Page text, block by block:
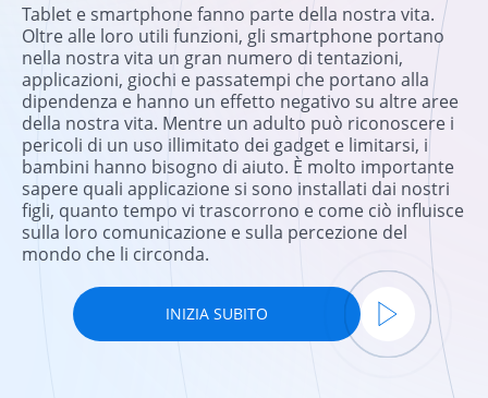
Tablet e smartphone fanno parte della nostra vita.
Oltre alle loro utili funzioni, gli smartphone portano
nella nostra vita un gran numero di tentazioni,
applicazioni, giochi e passatempi che portano alla
dipendenza e hanno un effetto negativo su altre aree
della nostra vita. Mentre un adulto può riconoscere i
pericoli di un uso illimitato dei gadget e limitarsi, i
bambini hanno bisogno di aiuto. È molto importante
sapere quali applicazione si sono installati dai nostri
figli, quanto tempo vi trascorrono e come ciò influisce
sulla loro comunicazione e sulla percezione del
mondo che li circonda.
INIZIA SUBITO